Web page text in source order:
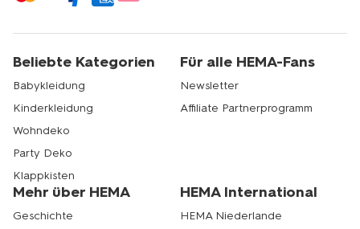
Beliebte Kategorien
Babykleidung
Kinderkleidung
Wohndeko
Party Deko
Klappkisten
Für alle HEMA-Fans
Newsletter
Affiliate Partnerprogramm
Mehr über HEMA
Geschichte
HEMA International
HEMA Niederlande